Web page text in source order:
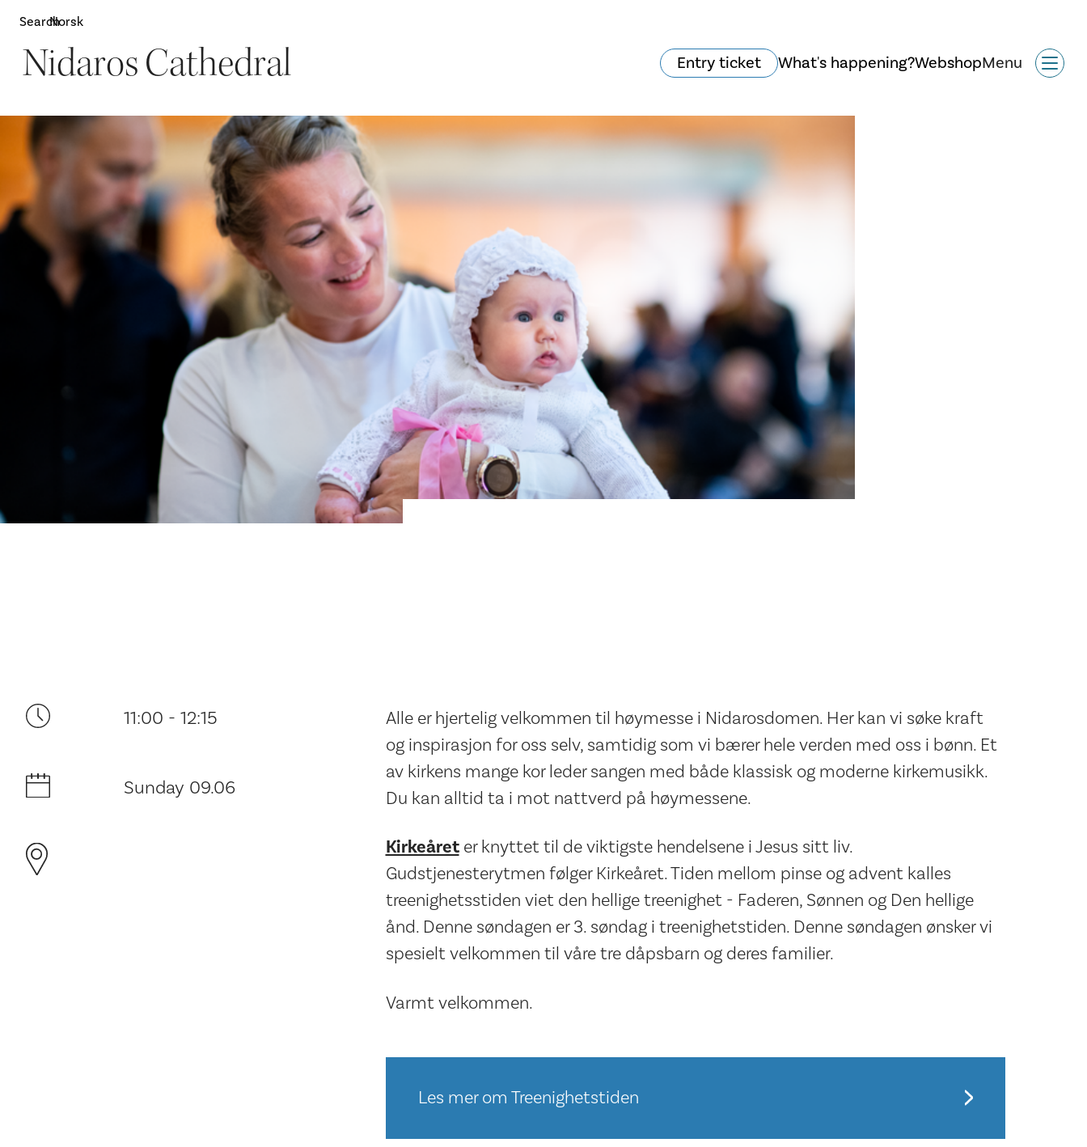
SearchNorsk
Nidaros Cathedral Entry ticket What's happening?WebshopMenu
History and
architecture
11:00 - 12:15
Sunday 09.06
Alle er hjertelig velkommen til høymesse i Nidarosdomen. Her kan vi søke kraft
og inspirasjon for oss selv, samtidig som vi bærer hele verden med oss i bønn. Et
av kirkens mange kor leder sangen med både klassisk og moderne kirkemusikk.
Du kan alltid ta i mot nattverd på høymessene.
Kirkeåreter knyttet til de viktigste hendelsene i Jesus sitt liv.
Gudstjenesterytmen følger Kirkeåret. Tiden mellom pinse og advent kalles
treenighetsstiden viet den hellige treenighet - Faderen, Sønnen og Den hellige
ånd. Denne søndagen er 3. søndag i treenighetstiden. Denne søndagen ønsker vi
spesielt velkommen til våre tre dåpsbarn og deres familier.
Varmt velkommen.
Les mer om Treenighetstiden